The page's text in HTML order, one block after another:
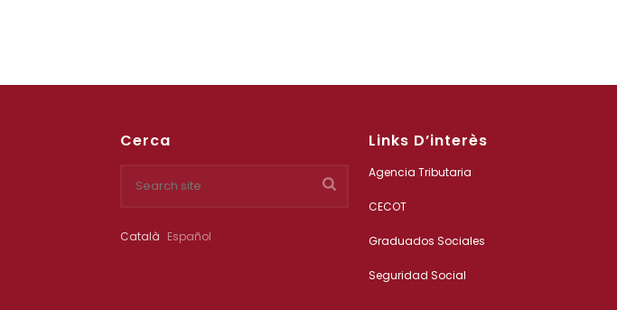
Cerca
Català Español
Links D’interès
Agencia Tributaria
CECOT
Graduados Sociales
Seguridad Social